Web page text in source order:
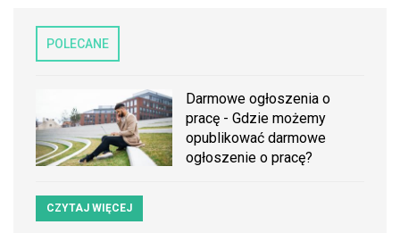
POLECANE
Darmowe ogłoszenia o
pracę - Gdzie możemy
opublikować darmowe
ogłoszenie o pracę?
CZYTAJ WIĘCEJ